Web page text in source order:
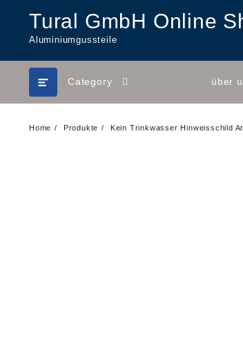
content
Tural GmbH Online
Aluminiumgussteile
Category über
Home Produkte Kein Trinkwasser Hinweisschild